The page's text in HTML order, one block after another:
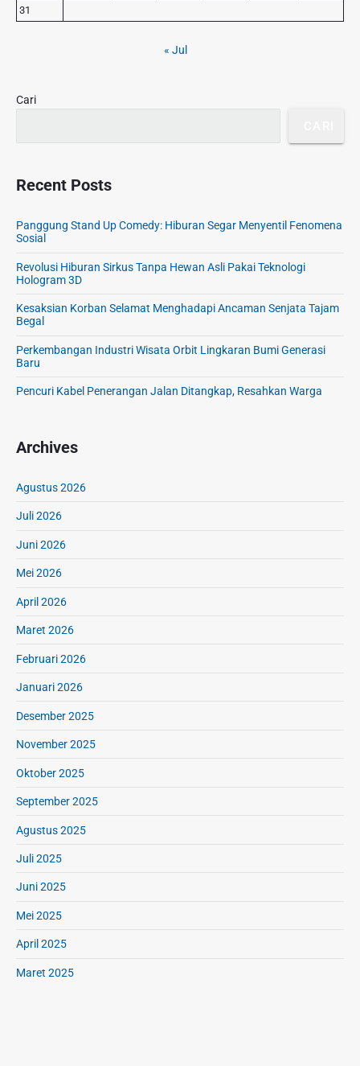
d
e
31
« Jul
Cari
Recent Posts
Panggung Stand Up Comedy: Hiburan Segar Menyentil Fenomena
Sosial
Revolusi Hiburan Sirkus Tanpa Hewan Asli Pakai Teknologi
Hologram 3D
Kesaksian Korban Selamat Menghadapi Ancaman Senjata Tajam
Begal
Perkembangan Industri Wisata Orbit Lingkaran Bumi Generasi
Baru
Pencuri Kabel Penerangan Jalan Ditangkap, Resahkan Warga
Archives
Agustus 2026
Juli 2026
Juni 2026
Mei 2026
April 2026
Maret 2026
Februari 2026
Januari 2026
Desember 2025
November 2025
Oktober 2025
September 2025
Agustus 2025
Juli 2025
Juni 2025
Mei 2025
April 2025
Maret 2025